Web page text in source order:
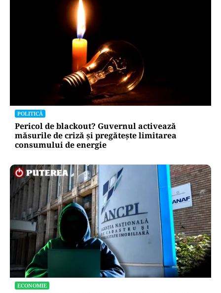
POLITICĂ
Pericol de blackout? Guvernul activează
măsurile de criză și pregătește limitarea
consumului de energie
ECONOMIE